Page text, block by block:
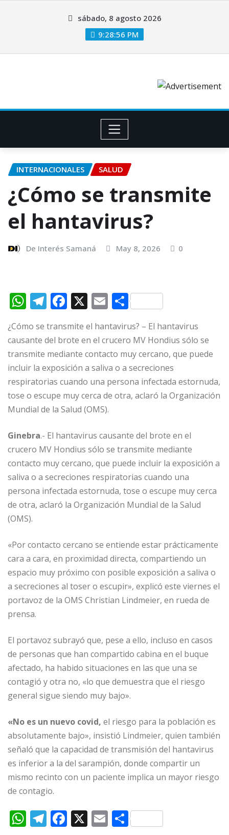
sábado, 8 agosto 2026
9:28:57 PM
INTERNACIONALES SALUD
¿Cómo se transmite
el hantavirus?
De Interés Samaná May 8, 2026 0
W
at
s
A
p
p
T
e
g
ra
m
F
c
e
b
o
o
k
X E
ai
l
C
m
p
ar
ti
r
¿Cómo se transmite el hantavirus? – El hantavirus
causante del brote en el crucero MV Hondius sólo se
transmite mediante contacto muy cercano, que puede
incluir la exposición a saliva o a secreciones
respiratorias cuando una persona infectada estornuda,
tose o escupe muy cerca de otra, aclaró la Organización
Mundial de la Salud (OMS).
Ginebra.- El hantavirus causante del brote en el
crucero MV Hondius sólo se transmite mediante
contacto muy cercano, que puede incluir la exposición a
saliva o a secreciones respiratorias cuando una
persona infectada estornuda, tose o escupe muy cerca
de otra, aclaró la Organización Mundial de la Salud
(OMS).
«Por contacto cercano se entiende estar prácticamente
cara a cara, en proximidad directa, compartiendo un
espacio muy próximo con posible exposición a saliva o
a secreciones al toser o escupir», explicó este viernes el
portavoz de la OMS Christian Lindmeier, en rueda de
prensa.
El portavoz subrayó que, pese a ello, incluso en casos
de personas que han compartido cabina en el buque
afectado, ha habido situaciones en las que una se
contagió y otra no, «lo que demuestra que el riesgo
general sigue siendo muy bajo».
«No es un nuevo covid, el riesgo para la población es
absolutamente bajo», insistió Lindmeier, quien también
señaló que la capacidad de transmisión del hantavirus
es inferior a la del sarampión, donde compartir un
mismo recinto con un paciente implica un mayor riesgo
de contagio.
W T F X E C